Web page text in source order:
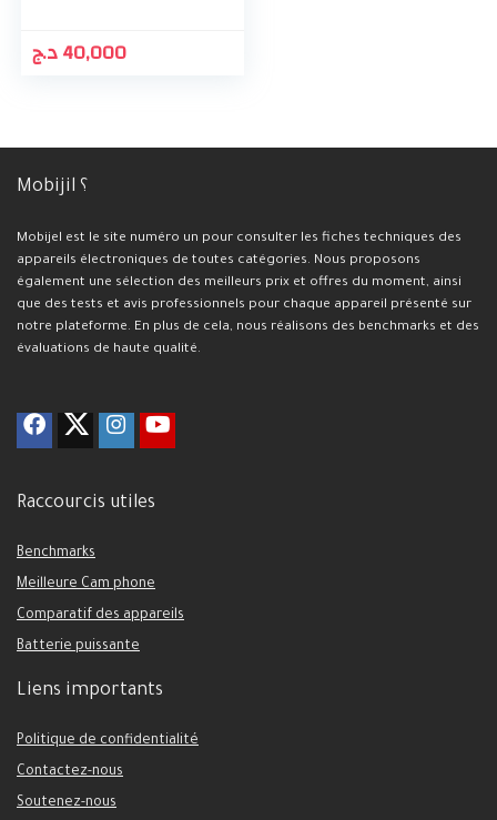
40,000د.ج
Mobijil ؟
Mobijel est le site numéro un pour consulter les fiches techniques des
appareils électroniques de toutes catégories. Nous proposons
également une sélection des meilleurs prix et offres du moment, ainsi
que des tests et avis professionnels pour chaque appareil présenté sur
notre plateforme. En plus de cela, nous réalisons des benchmarks et des
évaluations de haute qualité.
Raccourcis utiles
Benchmarks
Meilleure Cam phone
Comparatif des appareils
Batterie puissante
Liens importants
Politique de confidentialité
Contactez-nous
Soutenez-nous